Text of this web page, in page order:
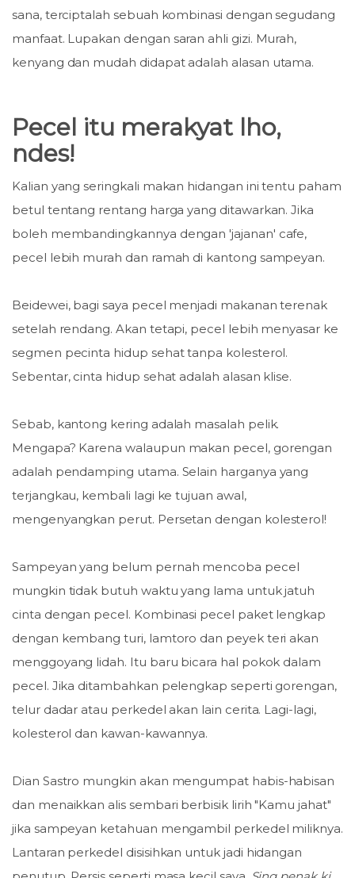
sana, terciptalah sebuah kombinasi dengan segudang
manfaat. Lupakan dengan saran ahli gizi. Murah,
kenyang dan mudah didapat adalah alasan utama.
Pecel itu merakyat lho,
ndes!
Kalian yang seringkali makan hidangan ini tentu paham
betul tentang rentang harga yang ditawarkan. Jika
boleh membandingkannya dengan 'jajanan' cafe,
pecel lebih murah dan ramah di kantong sampeyan.
Beidewei, bagi saya pecel menjadi makanan terenak
setelah rendang. Akan tetapi, pecel lebih menyasar ke
segmen pecinta hidup sehat tanpa kolesterol.
Sebentar, cinta hidup sehat adalah alasan klise.
Sebab, kantong kering adalah masalah pelik.
Mengapa? Karena walaupun makan pecel, gorengan
adalah pendamping utama. Selain harganya yang
terjangkau, kembali lagi ke tujuan awal,
mengenyangkan perut. Persetan dengan kolesterol!
Sampeyan yang belum pernah mencoba pecel
mungkin tidak butuh waktu yang lama untuk jatuh
cinta dengan pecel. Kombinasi pecel paket lengkap
dengan kembang turi, lamtoro dan peyek teri akan
menggoyang lidah. Itu baru bicara hal pokok dalam
pecel. Jika ditambahkan pelengkap seperti gorengan,
telur dadar atau perkedel akan lain cerita. Lagi-lagi,
kolesterol dan kawan-kawannya.
Dian Sastro mungkin akan mengumpat habis-habisan
dan menaikkan alis sembari berbisik lirih "Kamu jahat"
jika sampeyan ketahuan mengambil perkedel miliknya.
Lantaran perkedel disisihkan untuk jadi hidangan